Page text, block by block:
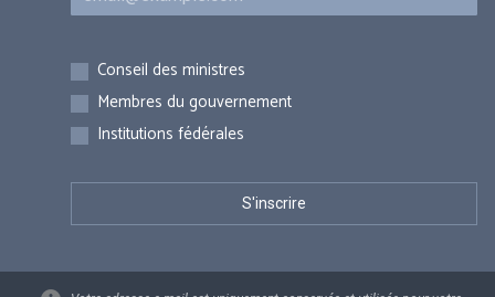
Inscriptions
Conseil des ministres
Membres du gouvernement
Institutions fédérales